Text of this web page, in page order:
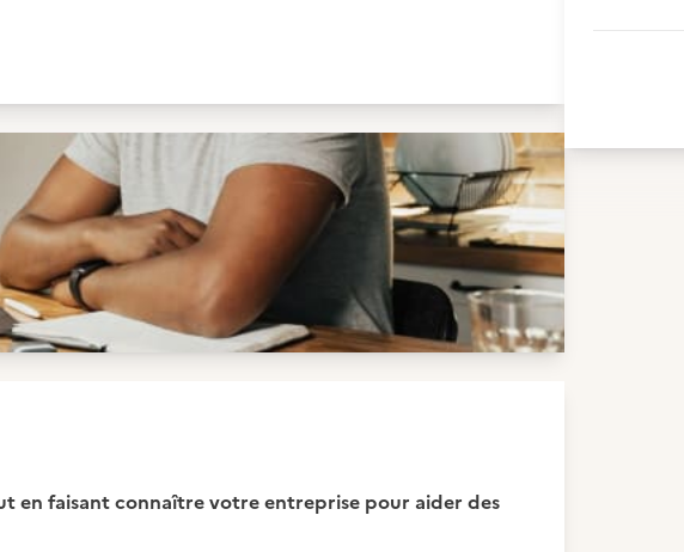
en faisant connaître votre entreprise pour aider des